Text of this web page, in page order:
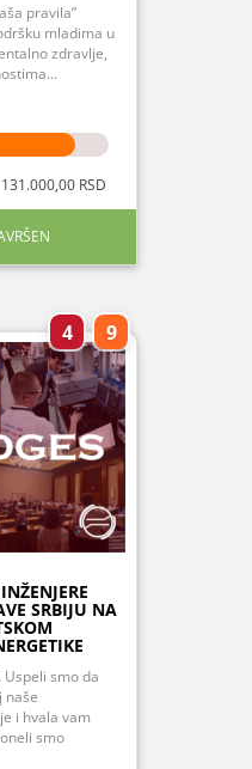
pravila”
mladima u
zdravlje,
RSD
4 9
SRBIJU NA
Uspeli smo da
naše
i hvala vam
smo